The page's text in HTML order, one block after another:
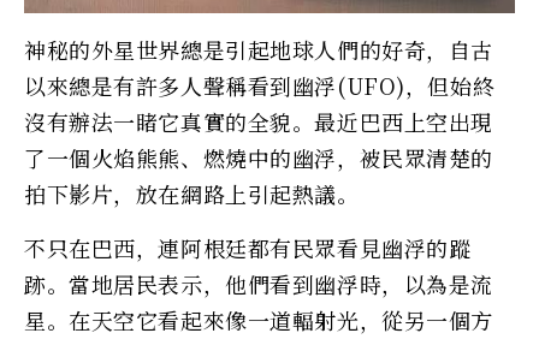
神秘的外星世界總是引起地球人們的好奇，自古
以來總是有許多人聲稱看到幽浮(UFO)，但始終
沒有辦法一睹它真實的全貌。最近巴西上空出現
了一個火焰熊熊、燃燒中的幽浮，被民眾清楚的
拍下影片，放在網路上引起熱議。
不只在巴西，連阿根廷都有民眾看見幽浮的蹤
跡。當地居民表示，他們看到幽浮時，以為是流
星。在天空它看起來像一道輻射光，從另一個方